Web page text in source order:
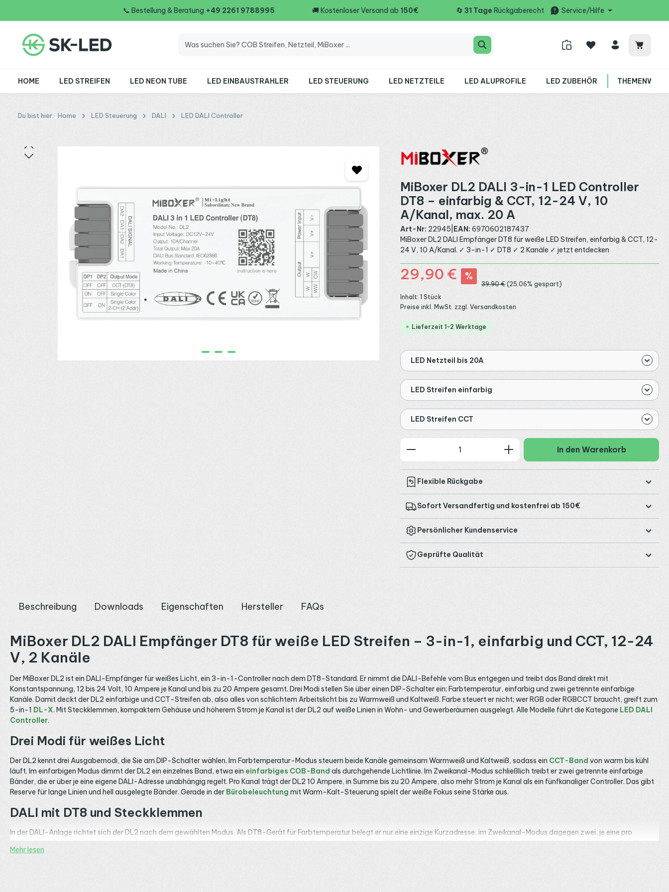
📞 Bestellung & Beratung +49 2261 9788995 🚚 Kostenloser Versand ab 150€ 🔄 31 Tage Rückgaberecht Service/Hilfe
HOME LED STREIFEN LED NEON TUBE LED EINBAUSTRAHLER LED STEUERUNG LED NETZTEILE LED ALUPROFILE LED ZUBEHÖR
Du bist hier: Home LED Steuerung DALI LED DALI Controller
Bildergalerie überspringen
MiBoxer DL2 DALI 3-in-1 LED Controller
DT8 – einfarbig & CCT, 12-24 V, 10
A/Kanal, max. 20 A
Art-Nr: 22945 EAN: 6970602187437
MiBoxer DL2 DALI Empfänger DT8 für weiße LED Streifen, einfarbig & CCT, 12-
24 V, 10 A/Kanal. ✓ 3-in-1 ✓ DT8 ✓ 2 Kanäle ✓ jetzt entdecken
Verkaufspreis:
29,90 € %
Regulärer Preis:
39,90 € (25.06% gespart)
Inhalt: 1 Stück
Preise inkl. MwSt. zzgl. Versandkosten
Lieferzeit 1-2 Werktage
LED Netzteil bis 20A
LED Streifen einfarbig
LED Streifen CCT
Produkt Anzahl: Gib den gewünschten Wert
In den Warenkorb
Flexible Rückgabe
Sofort Versandfertig und kostenfrei ab 150€
Persönlicher Kundenservice
Geprüfte Qualität
Beschreibung Downloads Eigenschaften Hersteller FAQs
MiBoxer DL2 DALI Empfänger DT8 für weiße LED Streifen – 3-in-1, einfarbig und CCT, 12-24
V, 2 Kanäle
Der MiBoxer DL2 ist ein DALI-Empfänger für weißes Licht, ein 3-in-1-Controller nach dem DT8-Standard. Er nimmt die DALI-Befehle vom Bus entgegen und treibt das Band direkt mit
Konstantspannung, 12 bis 24 Volt, 10 Ampere je Kanal und bis zu 20 Ampere gesamt. Drei Modi stellen Sie über einen DIP-Schalter ein: Farbtemperatur, einfarbig und zwei getrennte einfarbige
Kanäle. Damit deckt der DL2 einfarbige und CCT-Streifen ab, also alles von schlichtem Arbeitslicht bis zu Warmweiß und Kaltweiß. Farbe steuert er nicht; wer RGB oder RGBCCT braucht, greift zum
5-in-1 DL-X. Mit Steckklemmen, kompaktem Gehäuse und höherem Strom je Kanal ist der DL2 auf weiße Linien in Wohn- und Gewerberäumen ausgelegt. Alle Modelle führt die Kategorie LED DALI
Controller.
Drei Modi für weißes Licht
Der DL2 kennt drei Ausgabemodi, die Sie am DIP-Schalter wählen. Im Farbtemperatur-Modus steuern beide Kanäle gemeinsam Warmweiß und Kaltweiß, sodass ein CCT-Band von warm bis kühl
läuft. Im einfarbigen Modus dimmt der DL2 ein einzelnes Band, etwa ein einfarbiges COB-Band als durchgehende Lichtlinie. Im Zweikanal-Modus schließlich treibt er zwei getrennte einfarbige
Bänder, die er über je eine eigene DALI-Adresse unabhängig regelt. Pro Kanal trägt der DL2 10 Ampere, in Summe bis zu 20 Ampere, also mehr Strom je Kanal als ein fünfkanaliger Controller. Das gibt
Reserve für lange Linien und hell ausgelegte Bänder. Gerade in der Bürobeleuchtung mit Warm-Kalt-Steuerung spielt der weiße Fokus seine Stärke aus.
DALI mit DT8 und Steckklemmen
In der DALI-Anlage richtet sich der DL2 nach dem gewählten Modus. Als DT8-Gerät für Farbtemperatur belegt er nur eine einzige Kurzadresse, im Zweikanal-Modus dagegen zwei, je eine pro
einfarbigem Kanal. So passt er sich an, ob Sie eine CCT-Linie oder zwei getrennte Weißbänder steuern wollen. Der DL2 arbeitet nach dem DALI-2-Standard IEC 62386 und versteht damit Befehle
handelsüblicher DALI-Steuerungen. Verdrahtet wird er über Steckklemmen, die ohne Schraubendreher schnell halten. Damit der Bus Spannung führt, gehört ein Bus-Netzteil wie die
Mehr lesen